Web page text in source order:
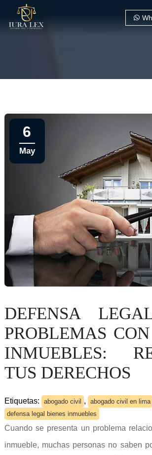
6
May
DEFENSA
PROBLEMAS
INMUEBLES:
TUS DERECHOS
Etiquetas: abogado civil , abogado civil en lima
defensa legal bienes inmuebles
Cuando se presenta un problema
inmueble, muchas personas no saben